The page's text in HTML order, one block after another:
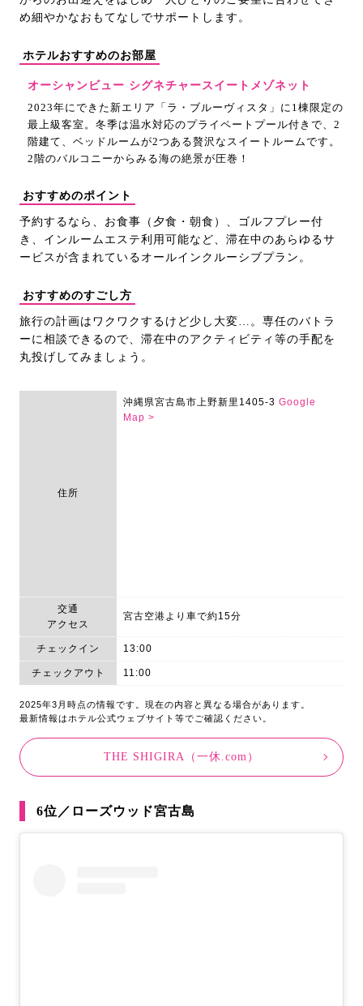
め細やかなおもてなしでサポートします。
ホテルおすすめのお部屋
オーシャンビュー シグネチャースイートメゾネット
2023年にできた新エリア「ラ・ブルーヴィスタ」に1棟限定の
最上級客室。冬季は温水対応のプライペートプール付きで、2
階建て、ベッドルームが2つある贅沢なスイートルームです。
2階のバルコニーからみる海の絶景が圧巻！
おすすめのポイント
予約するなら、お食事（夕食・朝食）、ゴルフプレー付
き、インルームエステ利用可能など、滞在中のあらゆるサ
ービスが含まれているオールインクルーシブプラン。
おすすめのすごし方
旅行の計画はワクワクするけど少し大変…。専任のバトラ
ーに相談できるので、滞在中のアクティビティ等の手配を
丸投げしてみましょう。
住所
沖縄県宮古島市上野新里1405-3 Google
Map >
交通
アクセス
宮古空港より車で約15分
チェックイン 13:00
チェックアウト 11:00
2025年3月時点の情報です。現在の内容と異なる場合があります。
最新情報はホテル公式ウェブサイト等でご確認ください。
THE SHIGIRA（一休.com）
6位／ローズウッド宮古島